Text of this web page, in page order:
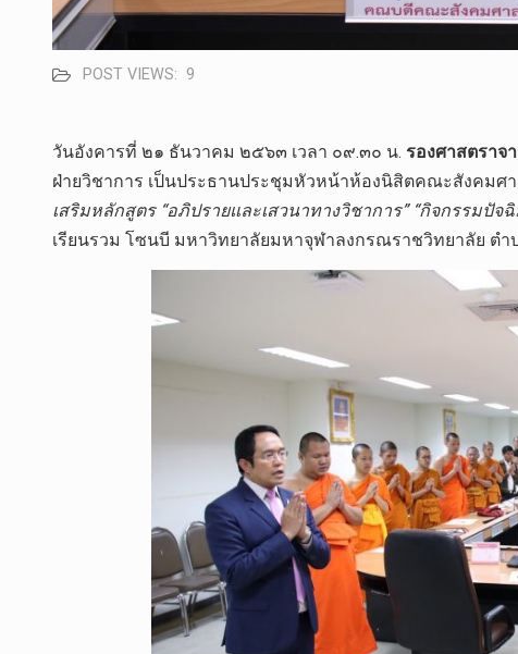
POST VIEWS: 9
วันอังคารที่ ๒๑ ธันวาคม ๒๕๖๓ เวลา ๐๙.๓๐ น. รองศาสตราจ
ฝ่ายวิชาการ เป็นประธานประชุมหัวหน้าห้องนิสิตคณะสังคมศ
เสริมหลักสูตร “อภิปรายและเสวนาทางวิชาการ” “กิจกรรมปัจ
เรียนรวม โซนบี มหาวิทยาลัยมหาจุฬาลงกรณราชวิทยาลัย ตำ